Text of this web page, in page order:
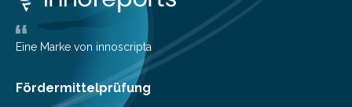
ihrem Online-Banking eine Multibanking-Funktion an,
mit der sich Konten bei anderen Banken…
Eine Marke von innoscripta
Fördermittelprüfung